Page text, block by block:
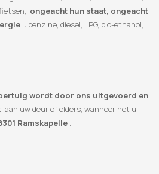
ongeacht hun staat, ongeacht
: benzine, diesel, LPG, bio-ethanol,
wordt door ons uitgevoerd en
aan uw deur of elders, wanneer het u
Ramskapelle .